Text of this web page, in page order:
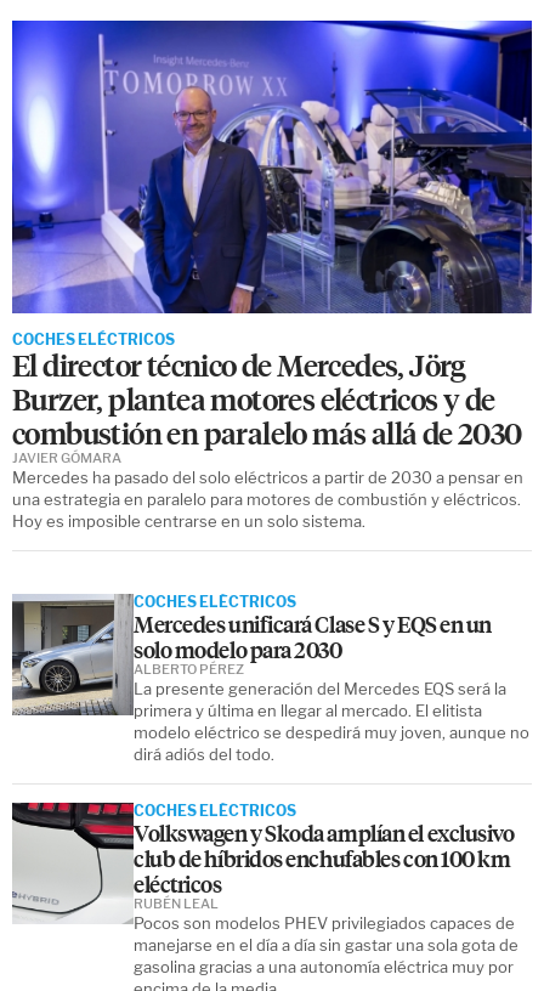
COCHES ELÉCTRICOS
El director técnico de Mercedes, Jörg
Burzer, plantea motores eléctricos y de
combustión en paralelo más allá de 2030
Mercedes ha pasado del solo eléctricos a partir de 2030 a pensar en
una estrategia en paralelo para motores de combustión y eléctricos.
Hoy es imposible centrarse en un solo sistema.
JAVIER GÓMARA
COCHES ELÉCTRICOS
Mercedes unificará Clase S y EQS en un
solo modelo para 2030
La presente generación del Mercedes EQS será la
primera y última en llegar al mercado. El elitista
modelo eléctrico se despedirá muy joven, aunque no
dirá adiós del todo.
ALBERTO PÉREZ
COCHES ELÉCTRICOS
Volkswagen y Skoda amplían el exclusivo
club de híbridos enchufables con 100 km
eléctricos
Pocos son modelos PHEV privilegiados capaces de
manejarse en el día a día sin gastar una sola gota de
gasolina gracias a una autonomía eléctrica muy por
RUBÉN LEAL